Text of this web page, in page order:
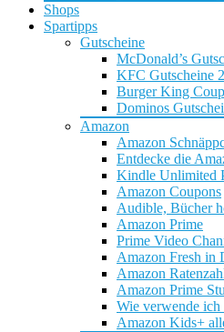
Shops
Spartipps
Gutscheine
McDonald’s
KFC Gutscheine
Burger King
Dominos
Amazon
Amazon
Entdecke die
Kindle Unlimited
Amazon Coupons
Audible, Bücher
Amazon Prime
Prime Video
Amazon Fresh in
Amazon
Amazon Prime
Wie verwende ich
Amazon Kids+